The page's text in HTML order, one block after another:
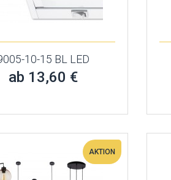
10-15 BL LED
ab 13,60 €
AKTION